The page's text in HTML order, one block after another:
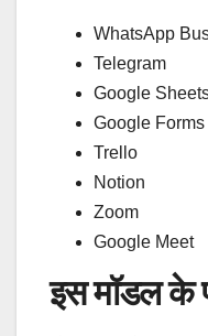
WhatsApp
Telegram
Google
Google Forms
Trello
Notion
Zoom
Google Meet
इस मॉडल के